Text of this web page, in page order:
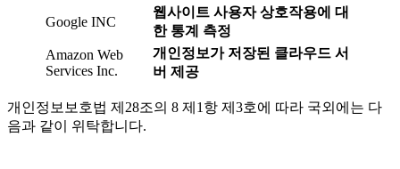
Google INC
웹사이트 사용자 상호작용에 대
한 통계 측정
Amazon Web
Services Inc.
개인정보가 저장된 클라우드 서
버 제공
개인정보보호법 제28조의 8 제1항 제3호에 따라 국외에는 다
음과 같이 위탁합니다.